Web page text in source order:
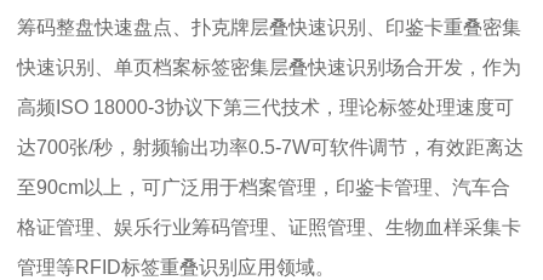
筹码整盘快速盘点、扑克牌层叠快速识别、印鉴卡重叠密集
快速识别、单页档案标签密集层叠快速识别场合开发，作为
高频ISO 18000-3协议下第三代技术，理论标签处理速度可
达700张/秒，射频输出功率0.5-7W可软件调节，有效距离达
至90cm以上，可广泛用于档案管理，印鉴卡管理、汽车合
格证管理、娱乐行业筹码管理、证照管理、生物血样采集卡
管理等RFID标签重叠识别应用领域。